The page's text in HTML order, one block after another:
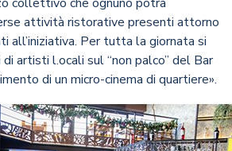
attività ristorative presenti attorno
all’iniziativa. Per tutta la giornata si
artisti l.ocali sul “non palco” del Bar
di un micro-cinema di quartiere».